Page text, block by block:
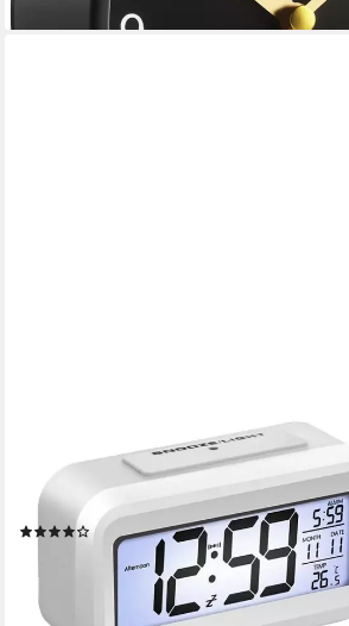
Wecker Digitaler Wecker mit
Schlaffunktion Kinderwecker, Leise ohne
Beleuchtung
(17)
UVP 40,00 €
-70%
lieferbar - in 4-5 Werktagen bei dir